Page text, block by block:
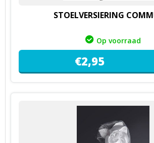
STOELVERSIERING
Op voorraad
€2,95